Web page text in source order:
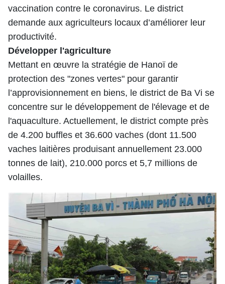
vaccination contre le coronavirus. Le district
demande aux agriculteurs locaux d’améliorer leur
productivité.
Développer l'agriculture
Mettant en œuvre la stratégie de Hanoï de
protection des "zones vertes" pour garantir
l’approvisionnement en biens, le district de Ba Vi se
concentre sur le développement de l'élevage et de
l'aquaculture. Actuellement, le district compte près
de 4.200 buffles et 36.600 vaches (dont 11.500
vaches laitières produisant annuellement 23.000
tonnes de lait), 210.000 porcs et 5,7 millions de
volailles.